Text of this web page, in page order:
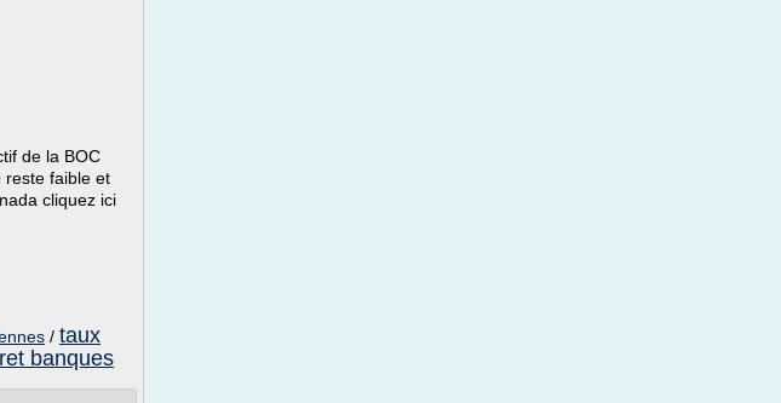
de la BOC
reste faible et
cliquez ici
/ taux
banques